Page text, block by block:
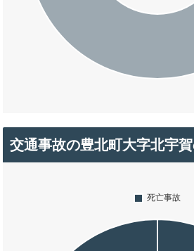
交通事故の豊北町大字北宇